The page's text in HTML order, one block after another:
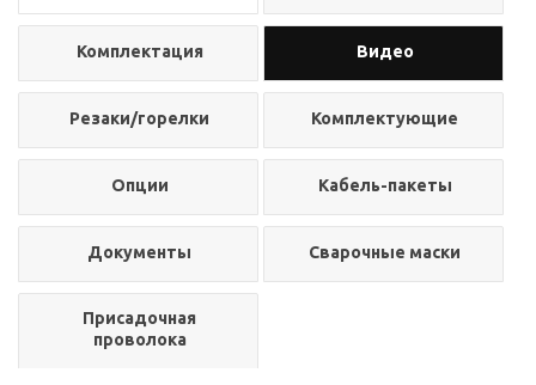
Комплектация Видео
Резаки/горелки Комплектующие
Опции Кабель-пакеты
Документы Сварочные маски
Присадочная
проволока